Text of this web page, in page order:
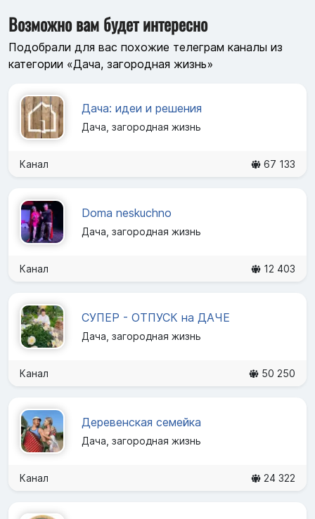
Возможно вам будет интересно
Подобрали для вас похожие телеграм каналы из
категории «Дача, загородная жизнь»
Дача: идеи и решения
Дача, загородная жизнь
Канал 67 133
Doma neskuchno
Дача, загородная жизнь
Канал 12 403
СУПЕР - ОТПУСК на ДАЧЕ
Дача, загородная жизнь
Канал 50 250
Деревенская семейка
Дача, загородная жизнь
Канал 24 322